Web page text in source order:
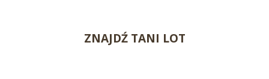
ZNAJDŹ TANI LOT